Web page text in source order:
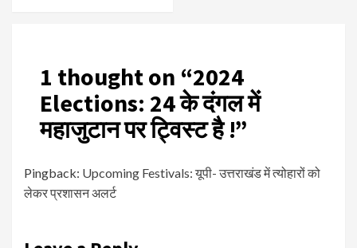
1 thought on “2024
Elections: 24 के दंगल में
महाजुटान पर ट्विस्ट है !”
Pingback: Upcoming Festivals: यूपी- उत्तराखंड में त्योहारों को
लेकर प्रशासन अलर्ट